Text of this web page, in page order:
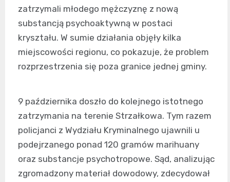
zatrzymali młodego mężczyznę z nową
substancją psychoaktywną w postaci
kryształu. W sumie działania objęły kilka
miejscowości regionu, co pokazuje, że problem
rozprzestrzenia się poza granice jednej gminy.
9 października doszło do kolejnego istotnego
zatrzymania na terenie Strzałkowa. Tym razem
policjanci z Wydziału Kryminalnego ujawnili u
podejrzanego ponad 120 gramów marihuany
oraz substancje psychotropowe. Sąd, analizując
zgromadzony materiał dowodowy, zdecydował